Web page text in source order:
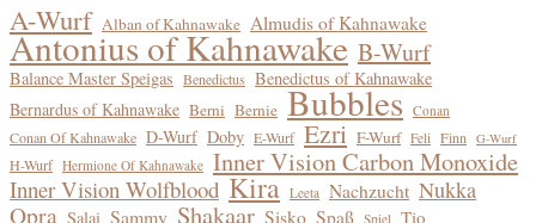
Blog
A-Wurf Alban of Kahnawake Almudis of Kahnawake
Antonius of Kahnawake B-Wurf
Balance Master Speigas Benedictus Benedictus of Kahnawake
Bernardus of Kahnawake Berni Bernie Bubbles Conan
Conan Of Kahnawake D-Wurf Doby E-Wurf Ezri F-Wurf Feli Finn G-Wurf
H-Wurf Hermione Of Kahnawake Inner Vision Carbon Monoxide
Inner Vision Wolfblood Kira Leeta Nachzucht Nukka
Opra Salai Sammy Shakaar Sisko Spaß Spiel Tio